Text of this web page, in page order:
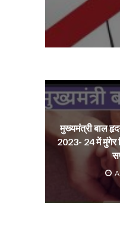
मुख्यमंत्री बाल
2023- 24 में मुंगेर